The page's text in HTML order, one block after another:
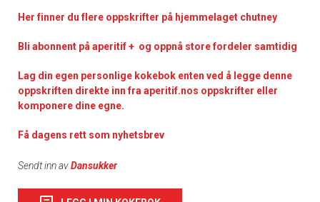
Her finner du flere oppskrifter på hjemmelaget chutney
Bli abonnent på aperitif + og oppnå store fordeler samtidig
Lag din egen personlige kokebok enten ved å legge denne
oppskriften direkte inn fra aperitif.nos oppskrifter eller
komponere dine egne.
Få dagens rett som nyhetsbrev
Sendt inn avDansukker